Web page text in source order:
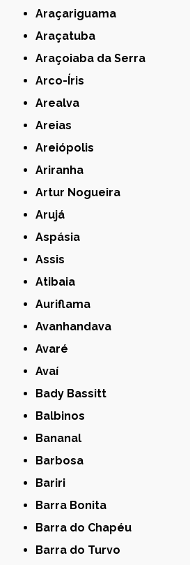
Araçariguama
Araçatuba
Araçoiaba da Serra
Arco-Íris
Arealva
Areias
Areiópolis
Ariranha
Artur Nogueira
Arujá
Aspásia
Assis
Atibaia
Auriflama
Avanhandava
Avaré
Avaí
Bady Bassitt
Balbinos
Bananal
Barbosa
Bariri
Barra Bonita
Barra do Chapéu
Barra do Turvo